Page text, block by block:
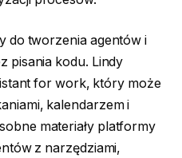
do tworzenia agentów i
pisania kodu. Lindy
for work, który może
kalendarzem i
materiały platformy
z narzędziami,